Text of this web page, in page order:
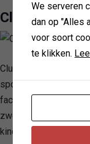
Club
Club Pellikaan
sportschool die zich
faciliteiten die
zwemmen, tennis,
kinderactiviteiten,
We serveren
dan op "Alles
voor soort
te klikken.